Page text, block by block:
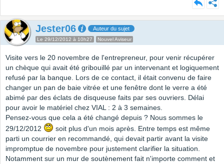
Jester06 Auteur du sujet
Le 29/12/2012 à 10h27 Nouvel Aviseur
Visite vers le 20 novembre de l'entrepreneur, pour venir récupérer
un chèque qui avait été gribouillé par un intervenant et logiquement
refusé par la banque. Lors de ce contact, il était convenu de faire
changer un pan de baie vitrée et une fenêtre dont le verre a été
abimé par des éclats de disqueuse faits par ses ouvriers. Délai
pour avoir le matériel chez VIAL : 2 à 3 semaines.
Pensez-vous que cela a été changé depuis ? Nous sommes le
29/12/2012
soit plus d'un mois après. Entre temps est même
parti un courrier en recommandé, qui devait partir avant la visite
impromptue de novembre pour justement clarifier la situation.
Notamment sur un mur de soutènement fait n'importe comment et